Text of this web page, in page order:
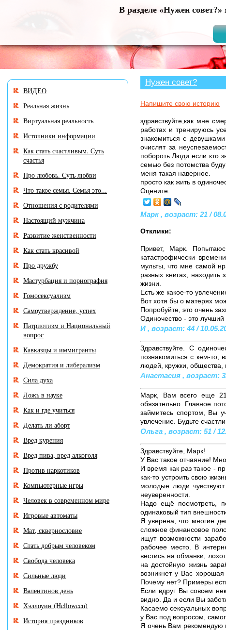
В разделе «Нужен
Нужен совет?
Напишите свою историю
здравствуйте,как мне
работах и тренируюсь
знакомиться с
очислят за
побороть.Люди если кто
семью без потомства
меня такая наверное.
просто как жить в
Оцените:
Марк , возраст: 21 /
Отклики:
Привет, Марк.
катастрофически
мульты, что мне самой
разных книгах,
жизни.
Есть же какое-то
Вот хотя бы о матерях
Попробуйте, это очень
Одиночество - это лучший
И , возраст: 44 /
Здравствуйте. С
познакомиться с кем-то,
людей, кружки, общества,
Анастасия , возраст:
Марк, Вам всего еще
обязательно. Главное
займитесь спортом, Вы
увлечение. Будьте
Ольга , возраст: 51 /
Здравствуйте, Марк!
У Вас такое отчаяние!
И время как раз такое -
как-то устроить свою
молодые люди
неуверенности.
Надо ещё посмотреть,
одинаковый тип
Я уверена, что многие
сложное финансовое
ищут возможности
рабочее место. В
вестись на обманки,
на достойную жизнь
возникнет у Вас
Почему нет? Примеры
Если вдруг Вы совсем
видно. Да и если Вы
Касаемо сексуальных
у Вас под вопросом,
Я очень Вам рекомендую
ВИДЕО
Реальная жизнь
Виртуальная реальность
Источники информации
Как стать счастливым. Суть
счастья
Про любовь. Суть любви
Что такое семья. Семья это...
Отношения с родителями
Настоящий мужчина
Развитие женственности
Как стать красивой
Про дружбу
Мастурбация и порнография
Гомосексуализм
Самоутверждение, успех
Патриотизм и Национальный
вопрос
Кавказцы и иммигранты
Демократия и либерализм
Сила духа
Ложь в науке
Как и где учиться
Делать ли аборт
Вред курения
Вред пива, вред алкоголя
Против наркотиков
Компьютерные игры
Человек в современном мире
Игровые автоматы
Мат, сквернословие
Стать добрым человеком
Свобода человека
Сильные люди
Валентинов день
Хэллоуин (Helloween)
История праздников